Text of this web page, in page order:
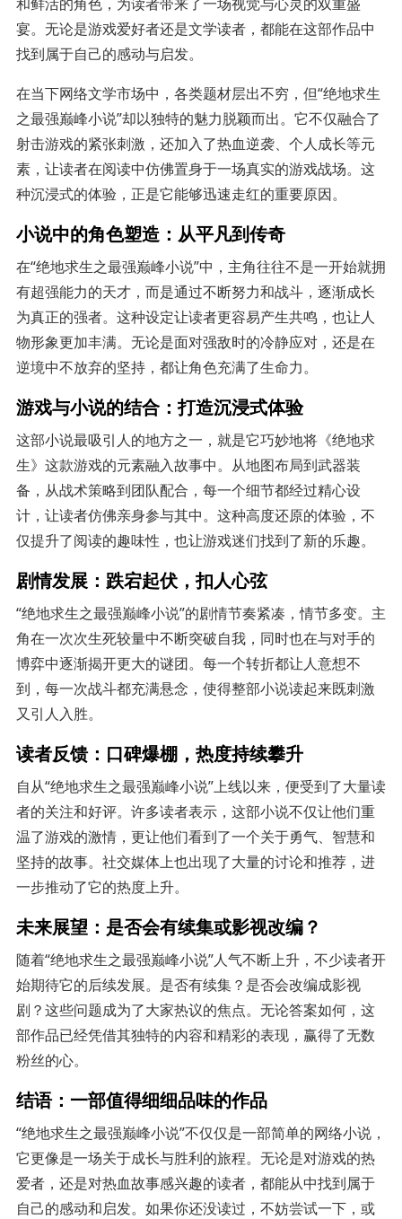
宴。无论是游戏爱好者还是文学读者，都能在这部作品中
找到属于自己的感动与启发。
在当下网络文学市场中，各类题材层出不穷，但“绝地求生
之最强巅峰小说”却以独特的魅力脱颖而出。它不仅融合了
射击游戏的紧张刺激，还加入了热血逆袭、个人成长等元
素，让读者在阅读中仿佛置身于一场真实的游戏战场。这
种沉浸式的体验，正是它能够迅速走红的重要原因。
小说中的角色塑造：从平凡到传奇
在“绝地求生之最强巅峰小说”中，主角往往不是一开始就拥
有超强能力的天才，而是通过不断努力和战斗，逐渐成长
为真正的强者。这种设定让读者更容易产生共鸣，也让人
物形象更加丰满。无论是面对强敌时的冷静应对，还是在
逆境中不放弃的坚持，都让角色充满了生命力。
游戏与小说的结合：打造沉浸式体验
这部小说最吸引人的地方之一，就是它巧妙地将《绝地求
生》这款游戏的元素融入故事中。从地图布局到武器装
备，从战术策略到团队配合，每一个细节都经过精心设
计，让读者仿佛亲身参与其中。这种高度还原的体验，不
仅提升了阅读的趣味性，也让游戏迷们找到了新的乐趣。
剧情发展：跌宕起伏，扣人心弦
“绝地求生之最强巅峰小说”的剧情节奏紧凑，情节多变。主
角在一次次生死较量中不断突破自我，同时也在与对手的
博弈中逐渐揭开更大的谜团。每一个转折都让人意想不
到，每一次战斗都充满悬念，使得整部小说读起来既刺激
又引人入胜。
读者反馈：口碑爆棚，热度持续攀升
自从“绝地求生之最强巅峰小说”上线以来，便受到了大量读
者的关注和好评。许多读者表示，这部小说不仅让他们重
温了游戏的激情，更让他们看到了一个关于勇气、智慧和
坚持的故事。社交媒体上也出现了大量的讨论和推荐，进
一步推动了它的热度上升。
未来展望：是否会有续集或影视改编？
随着“绝地求生之最强巅峰小说”人气不断上升，不少读者开
始期待它的后续发展。是否有续集？是否会改编成影视
剧？这些问题成为了大家热议的焦点。无论答案如何，这
部作品已经凭借其独特的内容和精彩的表现，赢得了无数
粉丝的心。
结语：一部值得细细品味的作品
“绝地求生之最强巅峰小说”不仅仅是一部简单的网络小说，
它更像是一场关于成长与胜利的旅程。无论是对游戏的热
爱者，还是对热血故事感兴趣的读者，都能从中找到属于
自己的感动和启发。如果你还没读过，不妨尝试一下，或